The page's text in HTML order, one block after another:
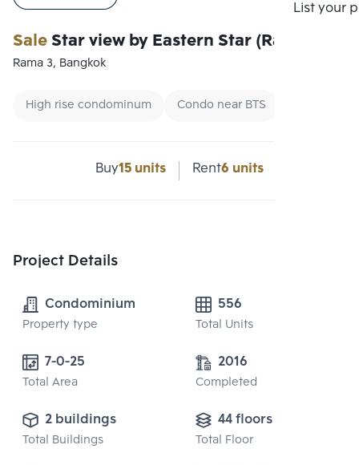
List your
SaleStar view by Eastern Star (Rama3)
Rama 3, Bangkok
High rise condominum Condo near BTS
Buy15 units Rent6 units
Project Details
Condominium
Property type
556
Total Units
7-0-25
Total Area
2016
Completed
2 buildings
Total Buildings
44 floors
Total Floor